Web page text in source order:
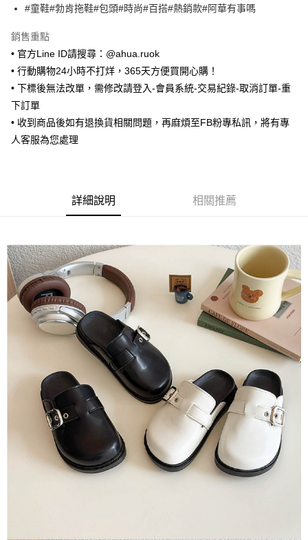
ATM付款
運送方式
全家取貨付款
每筆NT$65，滿NT$688(含以上)免運費
付款後全家取貨
每筆NT$65，滿NT$688(含以上)免運費
7-11取貨付款
每筆NT$80，滿NT$1,000(含以上)免運費
其他海外郵寄 查看運費
香港澳門地區 查看運費
#童鞋#勃肯拖鞋#包頭#時尚#百搭#熱銷款#阿華有事嗎
銷售重點
• 官方Line ID請搜尋：@ahua.ruok
• 行動購物24小時不打烊，365天方便買開心購！
• 下標後無法改單，需修改請登入-會員系統-交易紀錄-取消訂單-重
下訂單
• 收到商品後如有退換貨相關問題，再麻煩至FB粉專私訊，將有專
人客服為您處理
詳細說明 相關推薦